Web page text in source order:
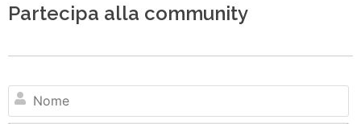
Partecipa alla community